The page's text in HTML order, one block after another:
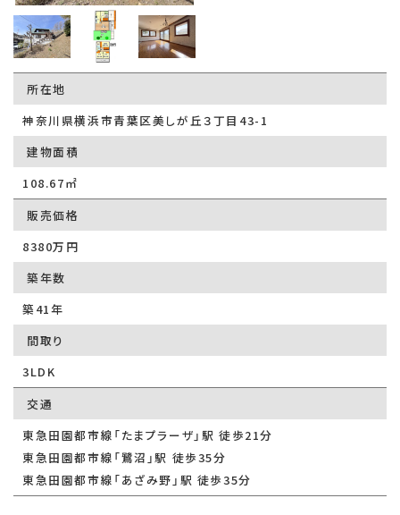
所在地
神奈川県横浜市青葉区美しが丘３丁目43-1
建物面積
108.67㎡
販売価格
8380万円
築年数
築41年
間取り
3LDK
交通
東急田園都市線「たまプラーザ」駅 徒歩21分
東急田園都市線「鷺沼」駅 徒歩35分
東急田園都市線「あざみ野」駅 徒歩35分